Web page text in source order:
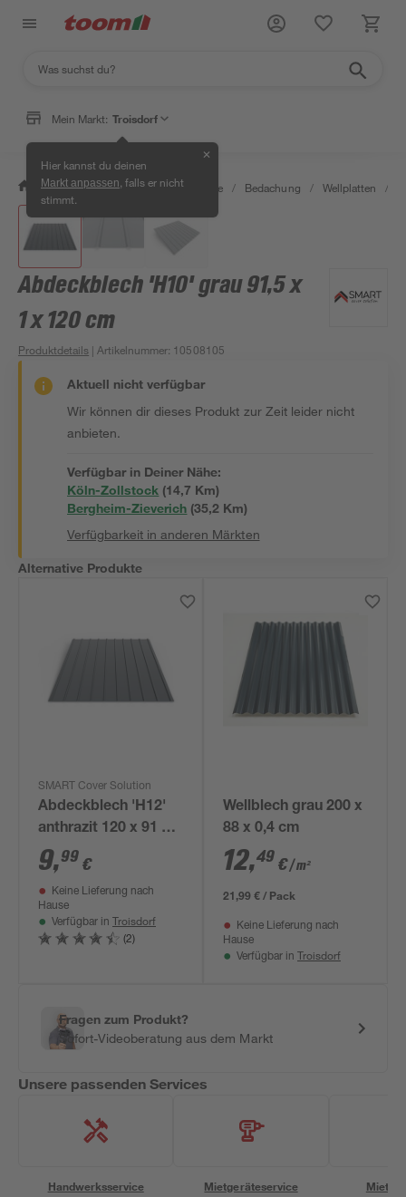
Mein Markt: Troisdorf
Hier kannst du deinen
Markt anpassen , falls er nicht
stimmt.
✕
/ Bauen & Renovieren / Baustoffe / Bedachung / Wellplatten /
Abdeckblech 'H10' grau 91,5 x
1 x 120 cm
Produktdetails | Artikelnummer: 10508105
Aktuell nicht verfügbar
Wir können dir dieses Produkt zur Zeit leider nicht
anbieten.
Verfügbar in Deiner Nähe:
Köln-Zollstock (14,7 Km)
Bergheim-Zieverich (35,2 Km)
Verfügbarkeit in anderen Märkten
Alternative Produkte
SMART Cover Solution
Abdeckblech 'H12'
anthrazit 120 x 91 x
0,03 cm
9,99 €
Keine Lieferung nach
Hause
Verfügbar in Troisdorf
(2)
Wellblech grau 200 x
88 x 0,4 cm
12,49 €/ m²
21,99 € / Pack
Keine Lieferung nach
Hause
Verfügbar in Troisdorf
Fragen zum Produkt?
Sofort-Videoberatung aus dem Markt
Unsere passenden Services
Handwerksservice Mietgeräteservice